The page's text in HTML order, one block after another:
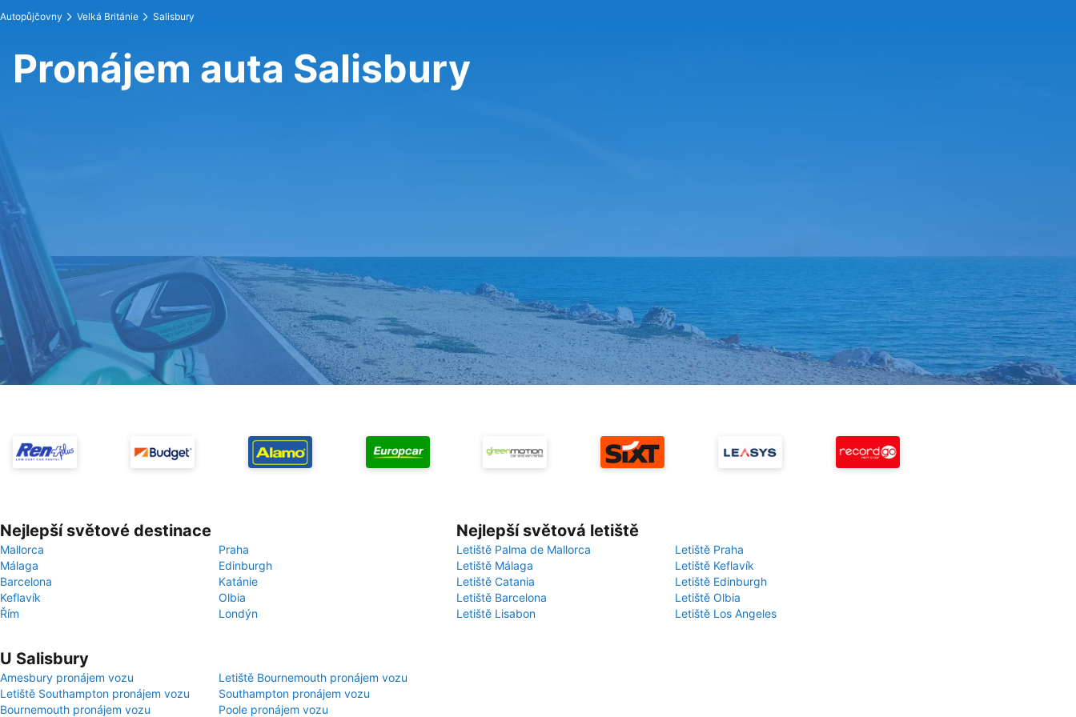
Autopůjčovny Velká Británie Salisbury
Pronájem auta Salisbury
Nejlepší světové destinace
Mallorca
Praha
Málaga
Edinburgh
Barcelona
Katánie
Keflavík
Olbia
Řím
Londýn
Nejlepší světová letiště
Letiště Palma de Mallorca
Letiště Praha
Letiště Málaga
Letiště Keflavík
Letiště Catania
Letiště Edinburgh
Letiště Barcelona
Letiště Olbia
Letiště Lisabon
Letiště Los Angeles
U Salisbury
Amesbury pronájem vozu
Letiště Bournemouth pronájem vozu
Letiště Southampton pronájem vozu
Southampton pronájem vozu
Bournemouth pronájem vozu
Poole pronájem vozu